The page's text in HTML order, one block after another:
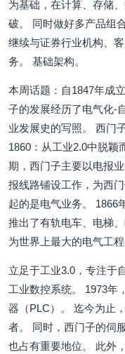
为基础，在计算、存储
破。 同时做好多产品组
继续与证券行业机构、
务。 基础架构。
本周话题：自1847年成
子的发展经历了电气化-
业发展史的写照。 西门
1860：从工业2.0中脱颖
期，西门子主要以电报
报线路铺设工作，为西
起的是电气业务。 1866
推出了有轨电车、电梯
为世界上最大的电气工
立足于工业3.0，专注于
工业数控系统。 1973年
器（PLC）。 迄今为止
者。 同时，西门子的伺
也占有重要地位。 此外